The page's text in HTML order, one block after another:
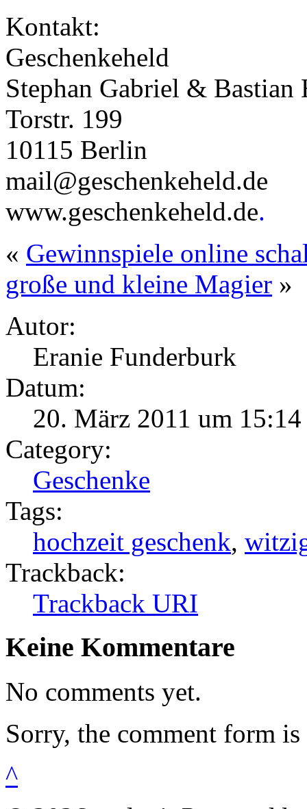
Kontakt:
Geschenkeheld
Stephan Gabriel & Bastian
Torstr. 199
10115 Berlin
mail@geschenkeheld.de
www.geschenkeheld.de.
« Gewinnspiele online
große und kleine Magier »
Autor:
Eranie Funderburk
Datum:
20. März 2011 um 15:14
Category:
Geschenke
Tags:
hochzeit geschenk,
Trackback:
Trackback URI
Keine Kommentare
No comments yet.
Sorry, the comment form
^